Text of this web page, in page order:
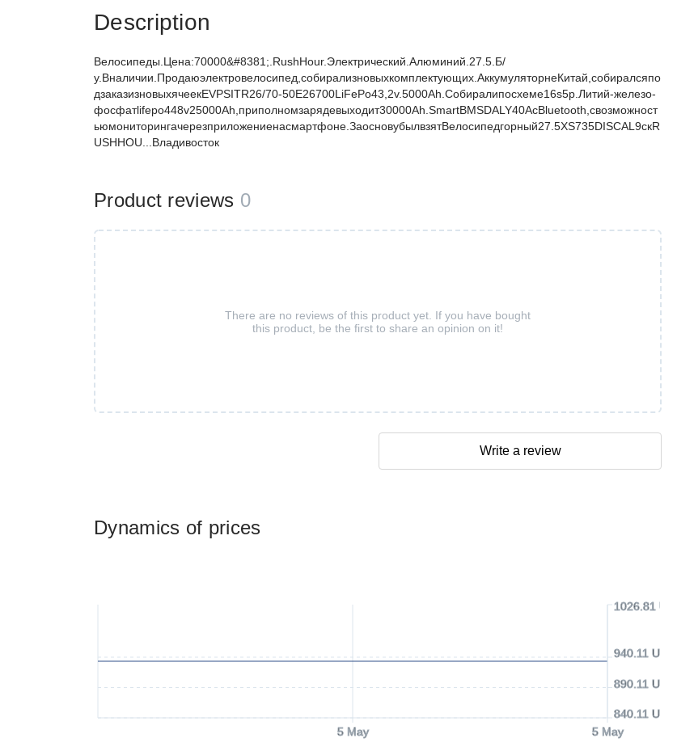
Dynamics of prices
5 May 5 May
840.11 USD
890.11 USD
940.11 USD
1026.81 USD
Description
Велосипеды.Цена:70000&#8381;.RushHour.Электрический.Алюминий.27.5.Б/
у.Вналичии.Продаюэлектровелосипед,собирализновыхкомплектующих.АккумуляторнеКитай,собиралсяпо
дзаказизновыхячеекEVPSITR26/70-50E26700LiFePo43,2v.5000Ah.Собиралипосхеме16s5p.Литий-железо-
фосфатlifepo448v25000Ah,приполномзарядевыходит30000Аh.SmartBMSDALY40AсBluetooth,свозможност
ьюмониторингачерезприложениенасмартфоне.ЗаосновубылвзятВелосипедгорный27.5XS735DISCAL9скR
USHHOU...Владивосток
Product reviews 0
There are no reviews of this product yet. If you have bought
this product, be the first to share an opinion on it!
Write a review